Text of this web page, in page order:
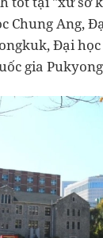
Chung Ang,
Đại
gia